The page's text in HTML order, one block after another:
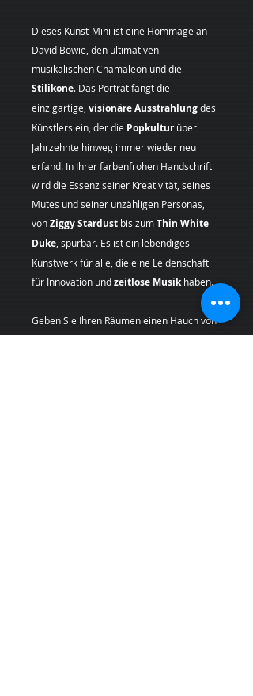
Dieses Kunst-Mini ist eine Hommage an
David Bowie, den ultimativen
musikalischen Chamäleon und die
Stilikone. Das Porträt fängt die
einzigartige, visionäre Ausstrahlungdes
Künstlers ein, der die Popkulturüber
Jahrzehnte hinweg immer wieder neu
erfand. In Ihrer farbenfrohen Handschrift
wird die Essenz seiner Kreativität, seines
Mutes und seiner unzähligen Personas,
vonZiggy Stardust bis zumThin White
Duke , spürbar. Es ist ein lebendiges
Kunstwerk für alle, die eine Leidenschaft
für Innovation undzeitlose Musik haben.
Geben Sie Ihren Räumen einen Hauch von
Originalität mit einemPop Art